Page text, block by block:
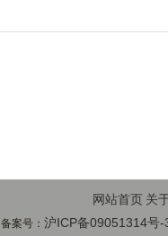
网站首页 关
备案号：沪ICP备09051314号-